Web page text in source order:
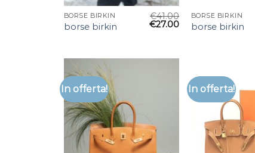
BORSE BIRKIN
borse birkin
€41.00
€27.00
BORSE BIRKIN
borse birkin
In offerta! In offerta!